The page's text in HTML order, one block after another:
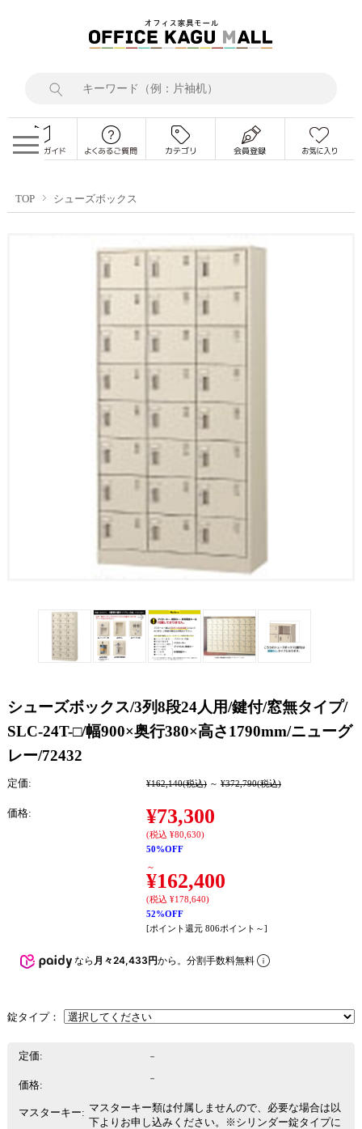
TOP シューズボックス
シューズボックス/3列8段24人用/鍵付/窓無タイプ/
SLC-24T-□/幅900×奥行380×高さ1790mm/ニューグ
レー/72432
定価: ¥162,140(税込) ～ ¥372,790(税込)
価格: ¥73,300
(税込 ¥80,630)
50%OFF
～
¥162,400
(税込 ¥178,640)
52%OFF
[ポイント還元 806ポイント～]
なら 月々24,433円から。分割手数料無料
錠タイプ：
定価: －
価格:
－
マスターキー: マスターキー類は付属しませんので、必要な場合は以
下よりお申し込みください。※シリンダー錠タイプに